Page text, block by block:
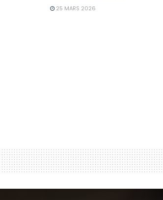
25 MARS 2026